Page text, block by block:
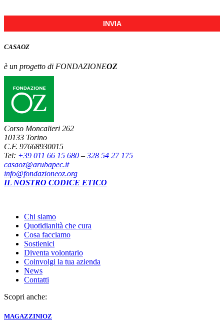
INVIA
CASAOZ
è un progetto di FONDAZIONEOZ
Corso Moncalieri 262
10133 Torino
C.F. 97668930015
Tel: +39 011 66 15 680 – 328 54 27 175
casaoz@arubapec.it
info@fondazioneoz.org
IL NOSTRO CODICE ETICO
Chi siamo
Quotidianità che cura
Cosa facciamo
Sostienici
Diventa volontario
Coinvolgi la tua azienda
News
Contatti
Scopri anche:
MAGAZZINIOZ